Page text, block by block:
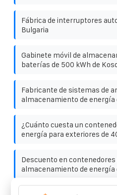
Fábrica de interruptores
Bulgaria
Gabinete móvil de
baterías de 500 kWh de
Fabricante de sistemas de
almacenamiento de energía
¿Cuánto cuesta un
energía para exteriores de
Descuento en contenedores
almacenamiento de energía